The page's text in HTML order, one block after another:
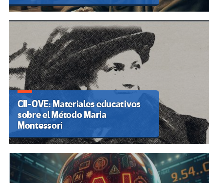
CII-OVE: Materiales educativos
sobre el Método Maria
Montessori